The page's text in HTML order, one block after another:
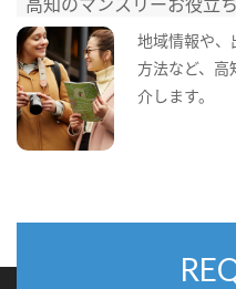
地域情報や、
方法など、高
介します。